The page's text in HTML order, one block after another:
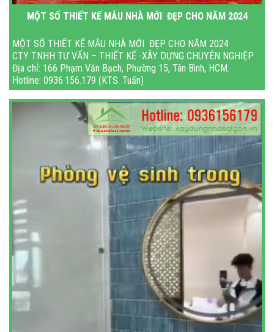
MỘT SỐ THIẾT KẾ MẪU NHÀ MỚI ĐẸP CHO NĂM 2024
MỘT SỐ THIẾT KẾ MẪU NHÀ MỚI ĐẸP CHO NĂM 2024
CTY TNHH TƯ VẤN – THIẾT KẾ -XÂY DỰNG CHUYÊN NGHIỆP
Địa chỉ: 166 Phạm Văn Bạch, Phường 15, Tân Bình, HCM.
Hotline: 0936.156.179 (KTS. Tuấn)
Gmail: xaydungnhasaigon1@gma